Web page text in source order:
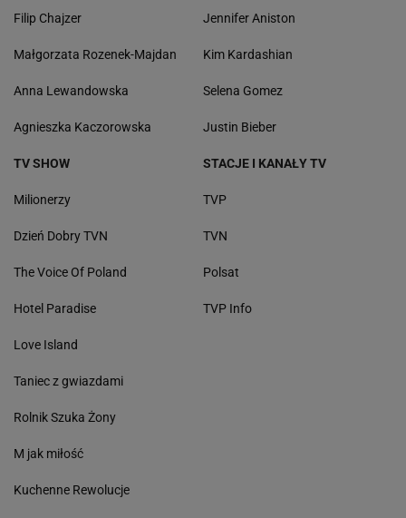
Filip Chajzer
Małgorzata Rozenek-Majdan
Anna Lewandowska
Agnieszka Kaczorowska
Jennifer Aniston
Kim Kardashian
Selena Gomez
Justin Bieber
TV SHOW
Milionerzy
Dzień Dobry TVN
The Voice Of Poland
Hotel Paradise
Love Island
Taniec z gwiazdami
Rolnik Szuka Żony
M jak miłość
Kuchenne Rewolucje
STACJE I KANAŁY TV
TVP
TVN
Polsat
TVP Info